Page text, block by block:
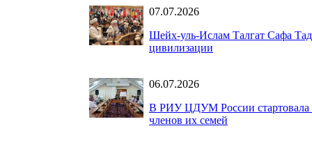
07.07.2026
Шейх-уль-Ислам Талгат Сафа
цивилизации
06.07.2026
В РИУ ЦДУМ России стартовала
членов их семей